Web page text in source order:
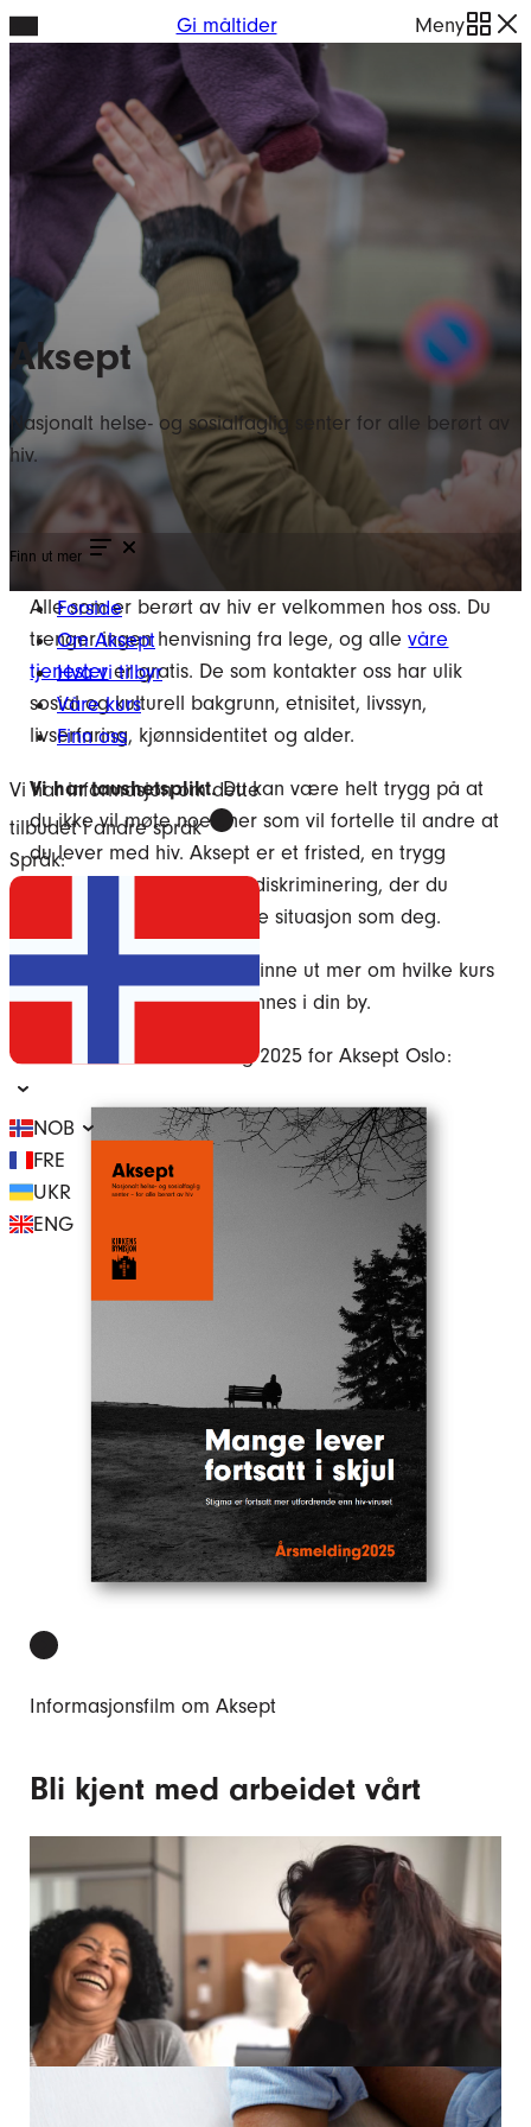
Hopp
innhold
Gi måltider Meny
Aksept
Nasjonalt helse- og sosialfaglig senter for alle berørt av
hiv.
Finn ut mer
Forside
Om Aksept
Hva vi tilbyr
Våre kurs
Finn oss
Vi har informasjon om dette
tilbudet i andre språk
Språk:
NOB
FRE
UKR
ENG
Alle som er berørt av hiv er velkommen hos oss. Du
trenger ingen henvisning fra lege, og allevåre
tjenesterer gratis. De som kontakter oss har ulik
sosial og kulturell bakgrunn, etnisitet, livssyn,
livserfaring, kjønnsidentitet og alder.
Vi har taushetsplikt.Du kan være helt trygg på at
du ikke vil møte noen her som vil fortelle til andre at
du lever med hiv. Aksept er et fristed, en trygg
møteplass uten skam og diskriminering, der du
møter mennesker i samme situasjon som deg.
for å finne ut mer om hvilke kurs
og arrangementer som finnes i din by.
Her finner du årsmelding 2025 for Aksept Oslo:
Spill
Informasjonsfilm om Aksept
Bli kjent med arbeidet vårt